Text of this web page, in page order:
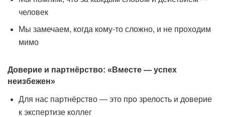
человек
Мы замечаем, когда кому-то сложно, и не проходим
мимо
Доверие и партнёрство: «Вместе — успех
неизбежен»
Для нас партнёрство — это про зрелость и доверие
к экспертизе коллег